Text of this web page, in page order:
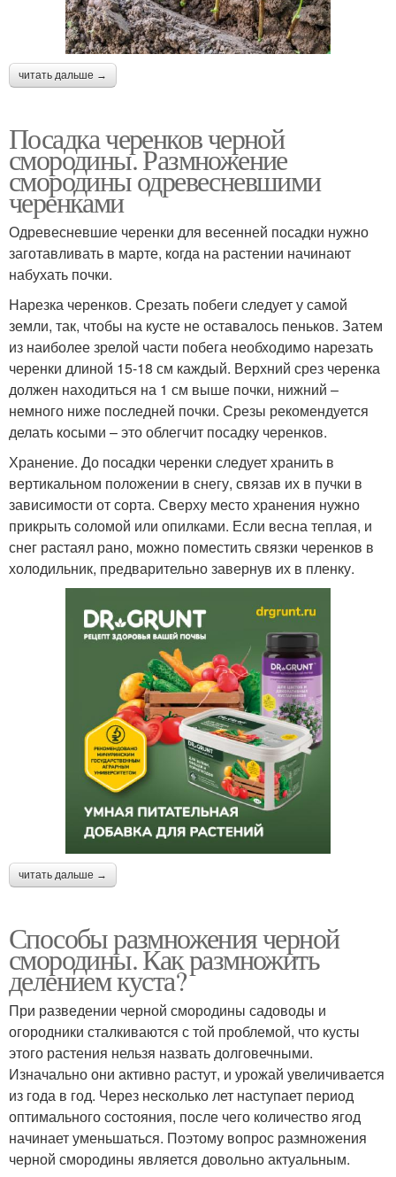
читать дальше →
Посадка черенков черной
смородины. Размножение
смородины одревесневшими
черенками
Одревесневшие черенки для весенней посадки нужно
заготавливать в марте, когда на растении начинают
набухать почки.
Нарезка черенков. Срезать побеги следует у самой
земли, так, чтобы на кусте не оставалось пеньков. Затем
из наиболее зрелой части побега необходимо нарезать
черенки длиной 15-18 см каждый. Верхний срез черенка
должен находиться на 1 см выше почки, нижний –
немного ниже последней почки. Срезы рекомендуется
делать косыми – это облегчит посадку черенков.
Хранение. До посадки черенки следует хранить в
вертикальном положении в снегу, связав их в пучки в
зависимости от сорта. Сверху место хранения нужно
прикрыть соломой или опилками. Если весна теплая, и
снег растаял рано, можно поместить связки черенков в
холодильник, предварительно завернув их в пленку.
читать дальше →
Способы размножения черной
смородины. Как размножить
делением куста?
При разведении черной смородины садоводы и
огородники сталкиваются с той проблемой, что кусты
этого растения нельзя назвать долговечными.
Изначально они активно растут, и урожай увеличивается
из года в год. Через несколько лет наступает период
оптимального состояния, после чего количество ягод
начинает уменьшаться. Поэтому вопрос размножения
черной смородины является довольно актуальным.